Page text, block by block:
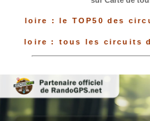
loire : le TOP50 des
loire : tous les circuits